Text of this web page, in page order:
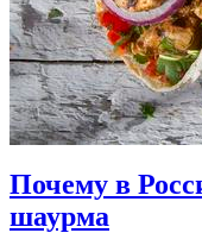
Почему в
шаурма